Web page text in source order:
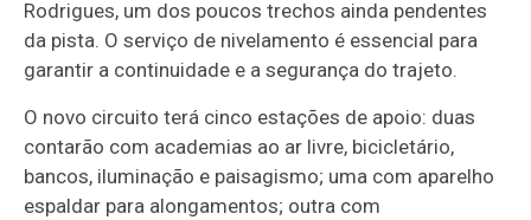
Rodrigues, um dos poucos trechos ainda pendentes
da pista. O serviço de nivelamento é essencial para
garantir a continuidade e a segurança do trajeto.
O novo circuito terá cinco estações de apoio: duas
contarão com academias ao ar livre, bicicletário,
bancos, iluminação e paisagismo; uma com aparelho
espaldar para alongamentos; outra com